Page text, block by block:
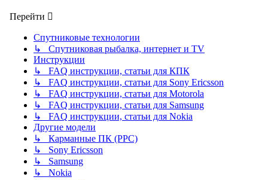
Перейти
Спутниковые технологии
↳ Спутниковая рыбалка, интернет и TV
Инструкции
↳ FAQ инструкции, статьи для КПК
↳ FAQ инструкции, статьи для Sony Ericsson
↳ FAQ инструкции, статьи для Motorola
↳ FAQ инструкции, статьи для Samsung
↳ FAQ инструкции, статьи для Nokia
Другие модели
↳ Карманные ПК (PPC)
↳ Sony Ericsson
↳ Samsung
↳ Nokia